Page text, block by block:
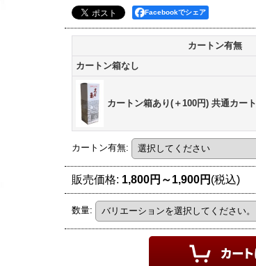
Facebookでシェア
カートン有無
カートン箱なし
カートン箱あり(＋100円) 共通カー
カートン有無:
販売価格: 1,800円～1,900円 (税込)
数量: